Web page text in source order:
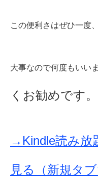
この便利さはぜひ一度
大事なので何度もいい
くお勧めです。
→Kindle読み放
見る（新規タ